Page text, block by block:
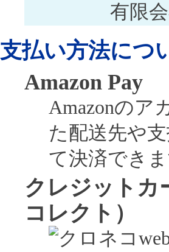
有限
支払い方法につ
Amazon Pay
Amazonのア
た配送先や
て決済でき
クレジットカ
コレクト）